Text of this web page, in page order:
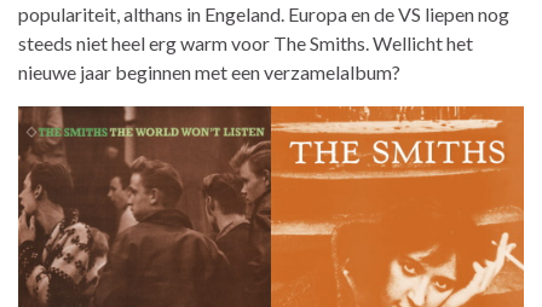
populariteit, althans in Engeland. Europa en de VS liepen nog
steeds niet heel erg warm voor The Smiths. Wellicht het
nieuwe jaar beginnen met een verzamelalbum?